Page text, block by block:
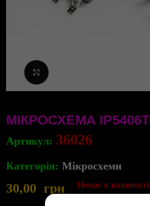
МІКРОСХЕМА IP5406T
Артикул: 36026
Категорія: Мікросхеми
30,00 грн Немає в наявності